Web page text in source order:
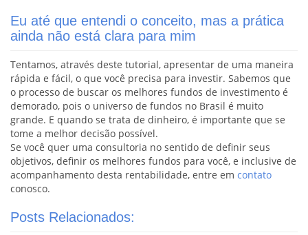
Eu até que entendi o conceito, mas a prática
ainda não está clara para mim
Tentamos, através deste tutorial, apresentar de uma maneira
rápida e fácil, o que você precisa para investir. Sabemos que
o processo de buscar os melhores fundos de investimento é
demorado, pois o universo de fundos no Brasil é muito
grande. E quando se trata de dinheiro, é importante que se
tome a melhor decisão possível.
Se você quer uma consultoria no sentido de definir seus
objetivos, definir os melhores fundos para você, e inclusive de
acompanhamento desta rentabilidade, entre em contato
conosco.
Posts Relacionados: